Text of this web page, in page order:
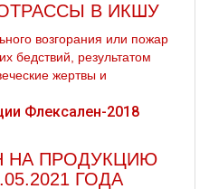
В ИКШУ
возгорания или пожар
бедствий, результатом
жертвы и
НА ПРОДУКЦИЮ
ГОДА